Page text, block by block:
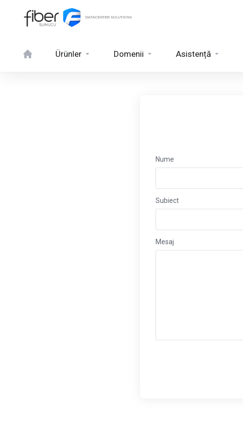
Ürünler Domenii Asistență
Nume
Subiect
Mesaj